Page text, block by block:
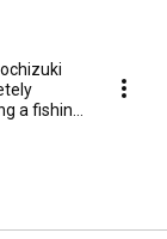
a fishing